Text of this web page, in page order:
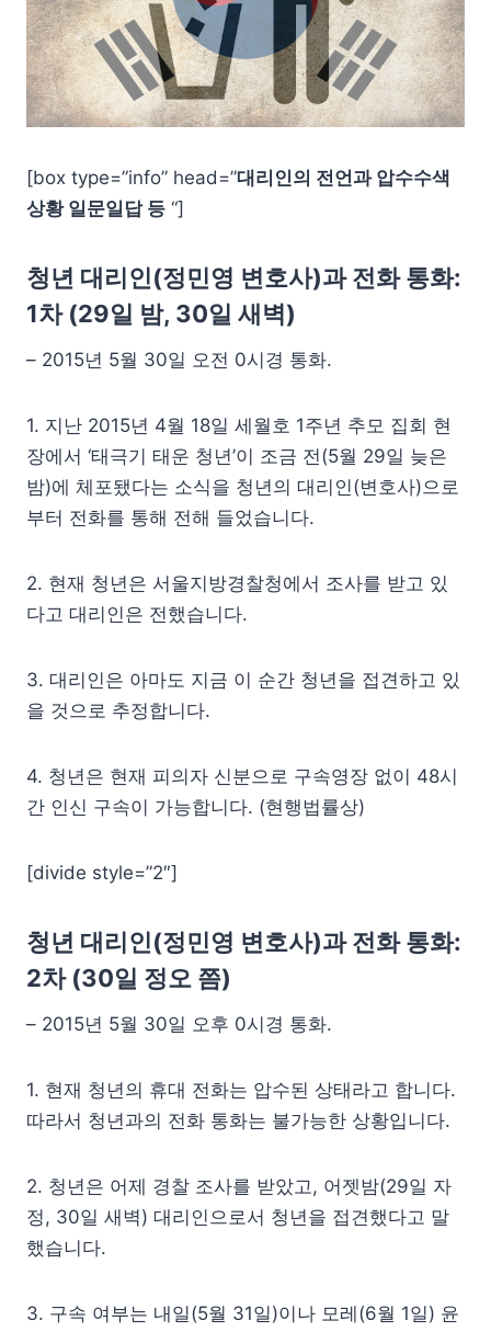
[box type=”info” head=”대리인의 전언과 압수수색
상황 일문일답 등 “]
청년 대리인(정민영 변호사)과 전화 통화:
1차 (29일 밤, 30일 새벽)
– 2015년 5월 30일 오전 0시경 통화.
1. 지난 2015년 4월 18일 세월호 1주년 추모 집회 현
장에서 ‘태극기 태운 청년’이 조금 전(5월 29일 늦은
밤)에 체포됐다는 소식을 청년의 대리인(변호사)으로
부터 전화를 통해 전해 들었습니다.
2. 현재 청년은 서울지방경찰청에서 조사를 받고 있
다고 대리인은 전했습니다.
3. 대리인은 아마도 지금 이 순간 청년을 접견하고 있
을 것으로 추정합니다.
4. 청년은 현재 피의자 신분으로 구속영장 없이 48시
간 인신 구속이 가능합니다. (현행법률상)
[divide style=”2″]
청년 대리인(정민영 변호사)과 전화 통화:
2차 (30일 정오 쯤)
– 2015년 5월 30일 오후 0시경 통화.
1. 현재 청년의 휴대 전화는 압수된 상태라고 합니다.
따라서 청년과의 전화 통화는 불가능한 상황입니다.
2. 청년은 어제 경찰 조사를 받았고, 어젯밤(29일 자
정, 30일 새벽) 대리인으로서 청년을 접견했다고 말
했습니다.
3. 구속 여부는 내일(5월 31일)이나 모레(6월 1일) 윤